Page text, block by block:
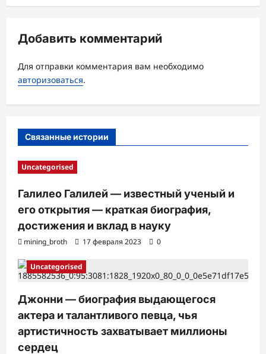
ц
я
з
а
Добавить комментарий
Для отправки комментария вам необходимо
авторизоваться.
Связанные истории
Uncategorised
Галилео Галилей — известный ученый и
его открытия — краткая биография,
достижения и вклад в науку
mining_broth 17 февраля 2023 0
Uncategorised
Джонни — биография выдающегося
актера и талантливого певца, чья
артистичность захватывает миллионы
сердец